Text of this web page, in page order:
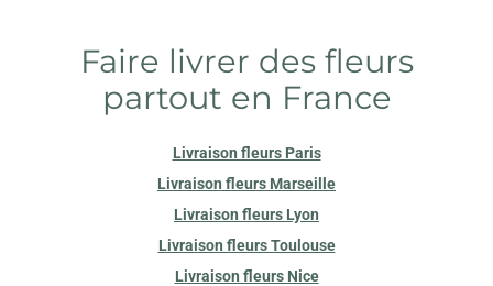
Faire livrer des fleurs
partout en France
Livraison fleurs Paris
Livraison fleurs Marseille
Livraison fleurs Lyon
Livraison fleurs Toulouse
Livraison fleurs Nice